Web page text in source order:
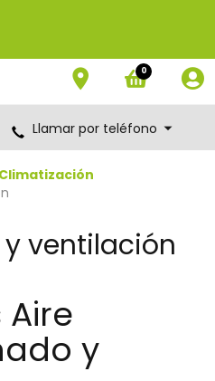
0
Llamar por teléfono
Climatización
ventilación
y